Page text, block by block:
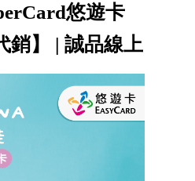
悠遊卡
銷】 | 誠品線上